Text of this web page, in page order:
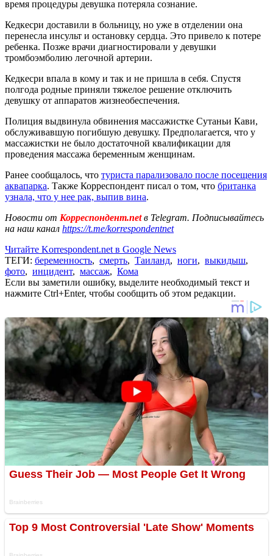
время процедуры девушка потеряла сознание.
Кедкесри доставили в больницу, но уже в отделении она
перенесла инсульт и остановку сердца. Это привело к потере
ребенка. Позже врачи диагностировали у девушки
тромбоэмболию легочной артерии.
Кедкесри впала в кому и так и не пришла в себя. Спустя
полгода родные приняли тяжелое решение отключить
девушку от аппаратов жизнеобеспечения.
Полиция выдвинула обвинения массажистке Сутаньи Кави,
обслуживавшую погибшую девушку. Предполагается, что у
массажистки не было достаточной квалификации для
проведения массажа беременным женщинам.
Ранее сообщалось, что туриста парализовало после посещения
аквапарка. Также Корреспондент писал о том, что британка
узнала, что у нее рак, выпив вина.
Новости от Корреспондент.netв Telegram. Подписывайтесь
на наш канал https://t.me/korrespondentnet
Читайте Korrespondent.net в Google News
ТЕГИ: беременность, смерть, Таиланд, ноги, выкидыш,
фото, инцидент, массаж, Кома
Если вы заметили ошибку, выделите необходимый текст и
нажмите Ctrl+Enter, чтобы сообщить об этом редакции.